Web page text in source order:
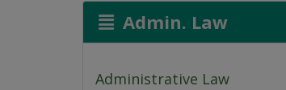
Admin. Law
Administrative Law